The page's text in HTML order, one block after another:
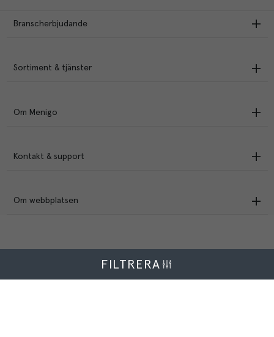
FILTRERA
Branscherbjudande
Sortiment & tjänster
Om Menigo
Kontakt & support
Om webbplatsen
Menigo Foodservice AB